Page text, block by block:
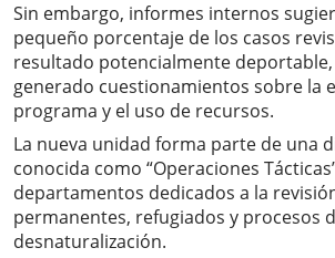
Sin embargo, informes internos
pequeño porcentaje de los casos
resultado potencialmente
generado cuestionamientos sobre la
programa y el uso de recursos.
La nueva unidad forma parte de una
conocida como “Operaciones
departamentos dedicados a la
permanentes, refugiados y procesos
desnaturalización.